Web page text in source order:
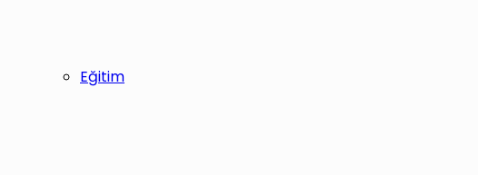
Eğitim